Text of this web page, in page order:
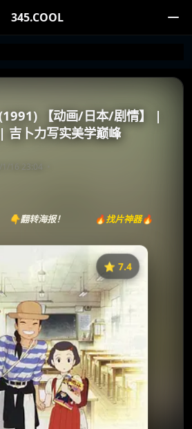
345.COOL
(1991) 【动画/日本/剧情】 |
吉卜力写实美学巅峰
16 23:04
👇翻转海报！ 🔥找片神器🔥
⭐️ 7.4
《岁月的童话》
⭐
：7.4 | 🎬 1991年
夸克网盘